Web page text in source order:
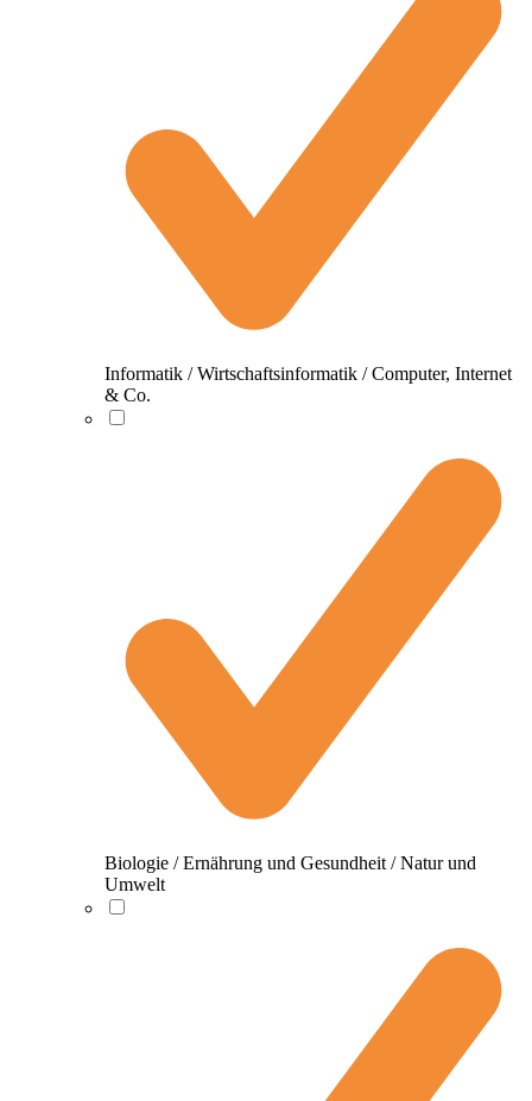
Informatik / Wirtschaftsinformatik / Computer, Internet
& Co.
Biologie / Ernährung und Gesundheit / Natur und
Umwelt